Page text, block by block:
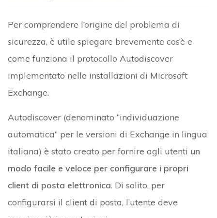
Per comprendere l’origine del problema di
sicurezza, è utile spiegare brevemente cos’è e
come funziona il protocollo Autodiscover
implementato nelle installazioni di Microsoft
Exchange.
Autodiscover (denominato “individuazione
automatica” per le versioni di Exchange in lingua
italiana) è stato creato per fornire agli utenti un
modo facile e veloce per configurare i propri
client di posta elettronica. Di solito, per
configurarsi il client di posta, l’utente deve